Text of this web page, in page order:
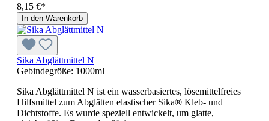
8,15 €*
In den Warenkorb
Sika Abglättmittel N
Gebindegröße: 1000ml
Sika Abglättmittel N ist ein wasserbasiertes, lösemittelfreies
Hilfsmittel zum Abglätten elastischer Sika® Kleb- und
Dichtstoffe. Es wurde speziell entwickelt, um glatte,